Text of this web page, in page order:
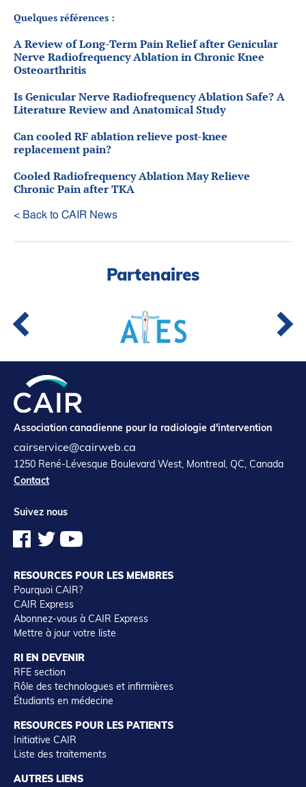
Quelques références :
A Review of Long-Term Pain Relief after Genicular
Nerve Radiofrequency Ablation in Chronic Knee
Osteoarthritis
Is Genicular Nerve Radiofrequency Ablation Safe? A
Literature Review and Anatomical Study
Can cooled RF ablation relieve post-knee
replacement pain?
Cooled Radiofrequency Ablation May Relieve
Chronic Pain after TKA
< Back to CAIR News
Partenaires
Association canadienne pour la radiologie d'intervention
cairservice@cairweb.ca
1250 René-Lévesque Boulevard West, Montreal, QC, Canada
Contact
Suivez nous
RESOURCES POUR LES MEMBRES
Pourquoi CAIR?
CAIR Express
Abonnez-vous à CAIR Express
Mettre à jour votre liste
RI EN DEVENIR
RFE section
Rôle des technologues et infirmières
Étudiants en médecine
RESOURCES POUR LES PATIENTS
Initiative CAIR
Liste des traitements
AUTRES LIENS